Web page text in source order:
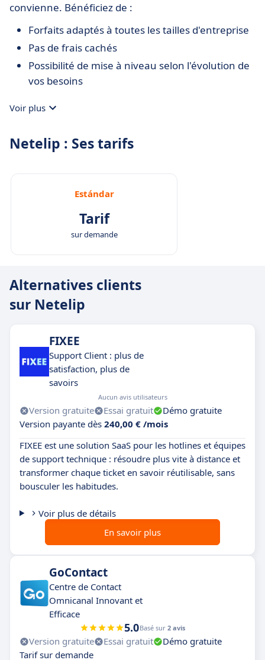
convienne. Bénéficiez de :
Forfaits adaptés à toutes les tailles d'entreprise
Pas de frais cachés
Possibilité de mise à niveau selon l'évolution de
vos besoins
Voir plus
Netelip : Ses tarifs
Estándar
Tarif
sur demande
Alternatives clients
sur Netelip
FIXEE
Support Client : plus de
satisfaction, plus de
savoirs
Aucun avis utilisateurs
Version gratuite Essai gratuit
Démo gratuite
Version payante dès 240,00 € /mois
FIXEE est une solution SaaS pour les hotlines et équipes
de support technique : résoudre plus vite à distance et
transformer chaque ticket en savoir réutilisable, sans
bousculer les habitudes.
Voir plus de détails
En savoir plus
GoContact
Centre de Contact
Omnicanal Innovant et
Efficace
5.0Basé sur 2 avis
Version gratuite Essai gratuit
Démo gratuite
Tarif sur demande